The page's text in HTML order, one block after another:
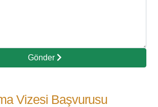
Gönder
Vizesi Başvurusu